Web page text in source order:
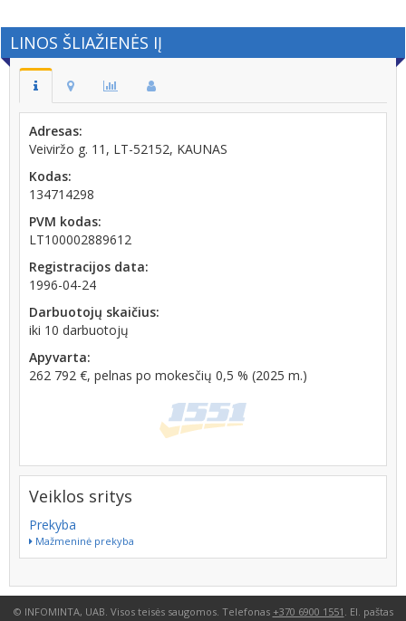
LINOS ŠLIAŽIENĖS IĮ
Adresas:
Veiviržo g. 11, LT-52152, KAUNAS
Kodas:
134714298
PVM kodas:
LT100002889612
Registracijos data:
1996-04-24
Darbuotojų skaičius:
iki 10 darbuotojų
Apyvarta:
262 792 €, pelnas po mokesčių 0,5 % (2025 m.)
Veiklos sritys
Prekyba
Mažmeninė prekyba
© INFOMINTA, UAB. Visos teisės saugomos. Telefonas +370 6900 1551 . El. paštas